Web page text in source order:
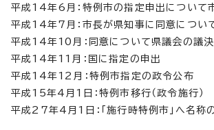
平成14年6月：特例市の指定申出について
平成14年7月：市長が県知事に同意につい
平成14年10月：同意について県議会の議決
平成14年11月：国に指定の申出
平成14年12月：特例市指定の政令公布
平成15年4月1日：特例市移行（政令施行）
平成27年4月1日：「施行時特例市」へ名称